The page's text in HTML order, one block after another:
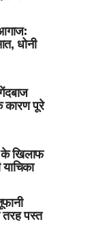
धोनी
कारण पूरे
के खिलाफ
पस्त